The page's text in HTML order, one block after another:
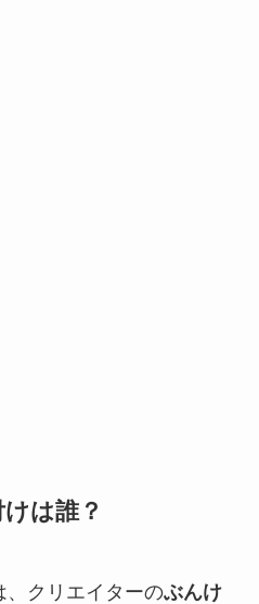
は誰？
、クリエイターのぶんけ